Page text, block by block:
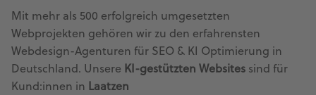
Mit mehr als 500 erfolgreich umgesetzten
Webprojekten gehören wir zu den erfahrensten
Webdesign-Agenturen für SEO & KI Optimierung in
Deutschland. Unsere KI-gestützten Websites sind für
Kund:innen in Laatzen